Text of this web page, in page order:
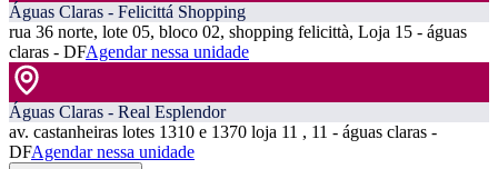
Águas Claras - Felicittá Shopping
rua 36 norte, lote 05, bloco 02, shopping felicittà, Loja 15 - águas
claras - DFAgendar nessa unidade
Águas Claras - Real Esplendor
av. castanheiras lotes 1310 e 1370 loja 11 , 11 - águas claras -
DFAgendar nessa unidade